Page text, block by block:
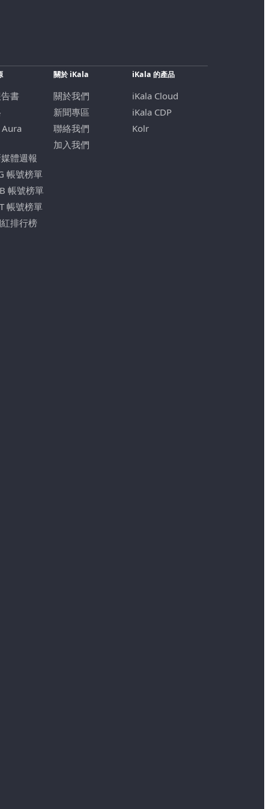
書
體週報
帳號榜單
帳號榜單
帳號榜單
排行榜
關於 iKala
關於我們
新聞專區
聯絡我們
加入我們
iKala 的產品
iKala Cloud
iKala CDP
Kolr